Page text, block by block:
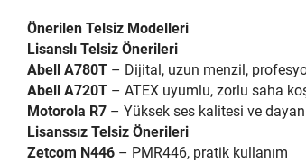
Önerilen Telsiz Modelleri
Lisanslı Telsiz Önerileri
Abell A780T – Dijital, uzun menzil,
Abell A720T – ATEX uyumlu, zorlu saha
Motorola R7 – Yüksek ses kalitesi ve
Lisanssız Telsiz Önerileri
Zetcom N446 – PMR446, pratik kullanım